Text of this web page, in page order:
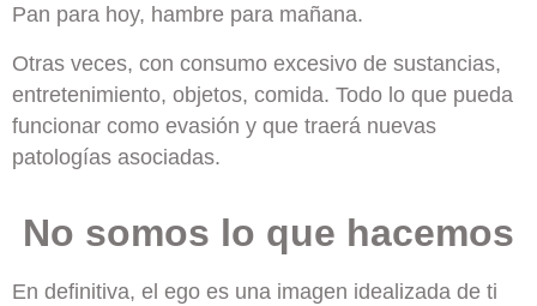
Pan para hoy, hambre para mañana.
Otras veces, con consumo excesivo de sustancias,
entretenimiento, objetos, comida. Todo lo que pueda
funcionar como evasión y que traerá nuevas
patologías asociadas.
No somos lo que hacemos
En definitiva, el ego es una imagen idealizada de ti